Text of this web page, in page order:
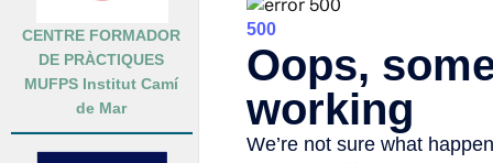
CENTRE FORMADOR
DE PRÀCTIQUES
MUFPS Institut Camí
de Mar